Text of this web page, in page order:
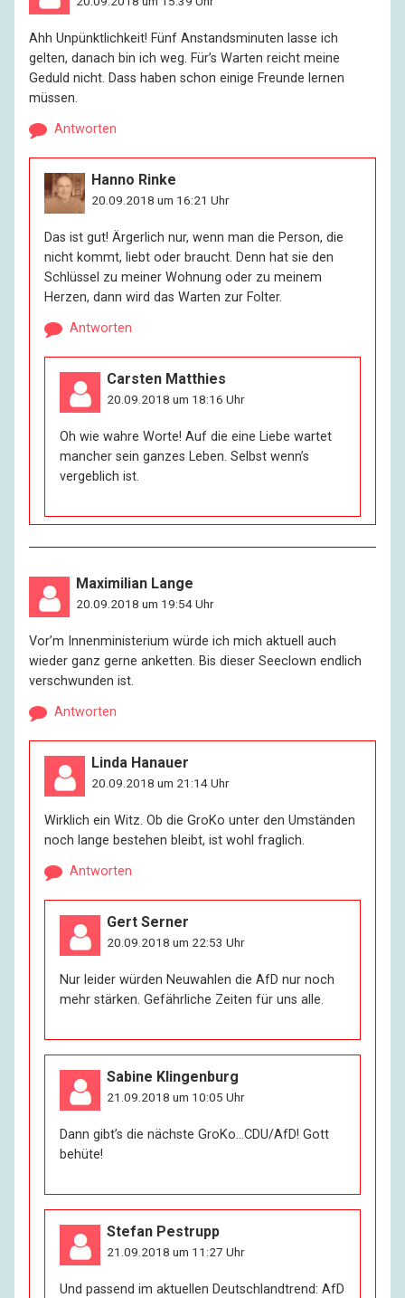
Ahh Unpünktlichkeit! Fünf Anstandsminuten lasse ich
gelten, danach bin ich weg. Für’s Warten reicht meine
Geduld nicht. Dass haben schon einige Freunde lernen
müssen.
Antworten
Hanno Rinke
20.09.2018 um 16:21 Uhr
Das ist gut! Ärgerlich nur, wenn man die Person, die
nicht kommt, liebt oder braucht. Denn hat sie den
Schlüssel zu meiner Wohnung oder zu meinem
Herzen, dann wird das Warten zur Folter.
Antworten
Carsten Matthies
20.09.2018 um 18:16 Uhr
Oh wie wahre Worte! Auf die eine Liebe wartet
mancher sein ganzes Leben. Selbst wenn’s
vergeblich ist.
Maximilian Lange
20.09.2018 um 19:54 Uhr
Vor’m Innenministerium würde ich mich aktuell auch
wieder ganz gerne anketten. Bis dieser Seeclown endlich
verschwunden ist.
Antworten
Linda Hanauer
20.09.2018 um 21:14 Uhr
Wirklich ein Witz. Ob die GroKo unter den Umständen
noch lange bestehen bleibt, ist wohl fraglich.
Antworten
Gert Serner
20.09.2018 um 22:53 Uhr
Nur leider würden Neuwahlen die AfD nur noch
mehr stärken. Gefährliche Zeiten für uns alle.
Sabine Klingenburg
21.09.2018 um 10:05 Uhr
Dann gibt’s die nächste GroKo…CDU/AfD! Gott
behüte!
Stefan Pestrupp
21.09.2018 um 11:27 Uhr
Und passend im aktuellen Deutschlandtrend: AfD